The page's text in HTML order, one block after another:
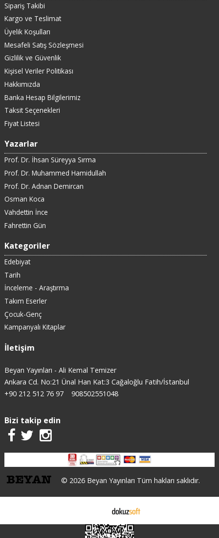
Sipariş Takibi
Kargo ve Teslimat
Üyelik Koşulları
Mesafeli Satış Sözleşmesi
Gizlilik ve Güvenlik
Kişisel Veriler Politikası
Hakkımızda
Banka Hesap Bilgilerimiz
Taksit Seçenekleri
Fiyat Listesi
Yazarlar
Prof. Dr. İhsan Süreyya Sırma
Prof. Dr. Muhammed Hamidullah
Prof. Dr. Adnan Demircan
Osman Koca
Vahdettin İnce
Fahrettin Gün
Kategoriler
Edebiyat
Tarih
İnceleme - Araştırma
Takım Eserler
Çocuk-Genç
Kampanyalı Kitaplar
İletişim
Beyan Yayınları - Ali Kemal Temizer
Ankara Cd. No:21 Ünal Han Kat:3 Cağaloğlu Fatih/İstanbul
+90 212 512 76 97
908502551048
Bizi takip edin
© 2026 Beyan Yayınları Tüm hakları saklıdır.